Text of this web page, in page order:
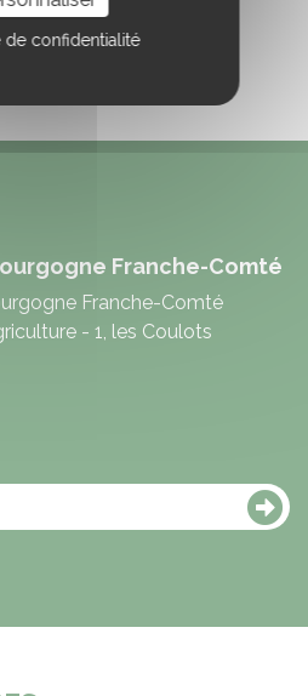
Franche-Comté
Franche-Comté
- 1, les Coulots
de confidentialité